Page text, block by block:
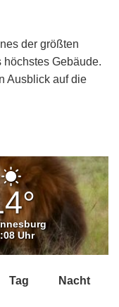
der größten
höchstes Gebäude.
Ausblick auf die
Klarer
Himmel
Uhr
Tag Nacht